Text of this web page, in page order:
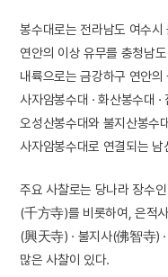
봉수대로는 전라남도 여수
연안의 이상 유무를 충청남
내륙으로는 금강하구 연안
사자암봉수대 · 화산봉수대
오성산봉수대와 불지산봉수
사자암봉수대로 연결되는 남
주요 사찰로는 당나라 장수
(千方寺)를 비롯하여, 은적
(興天寺) · 불지사(佛智寺)
많은 사찰이 있다.